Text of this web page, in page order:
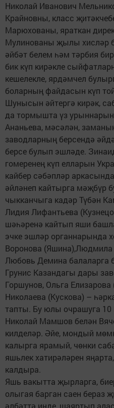
Николай Иванович
Крайновны, класс
Марюхованы, яраткан
Мулинованы җылы хисләр
әйбәт белем һәм тәрбия
бик күп кирәкле
кешелекле, ярдәмчел
боларның файдасын күп
Шунысын әйтергә кирәк,
да тормышта үз
Ананьева, мәсәлән,
заводларның берсендә
берсе булып эшләде.
гомеренең күп елларын
кайбер сәбәпләр
әйләнеп кайтырга мәҗбүр
чыкканчыга кадәр Түбән
Лидия Лифантьева
шәһәренә кайтып яши
эчке эшләр органнарында
Воронова
Любовь Демина балаларга
Грунис Казандагы дары
Горшунов, Ольга
Николаева (Кускова) –
тапты. Бу юлы очрашуга 10
Николай Мамшов белән
килделәр. Әйе, мондый
калырга ярамый, чөнки
яшьлек хатирәләрен
калдыра.
Яшь вакытта җырларга,
олыгая барган саен бераз
әлбәттә инде, шаяртып